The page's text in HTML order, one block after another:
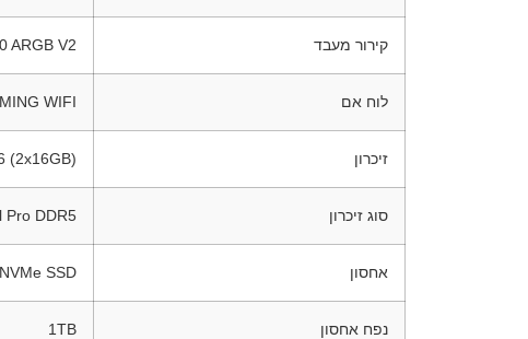
קירור מעבד ARGB V2
לוח אם WIFI
זיכרון (2x16GB)
סוג זיכרון Pro DDR5
אחסון SSD
נפח אחסון 1TB